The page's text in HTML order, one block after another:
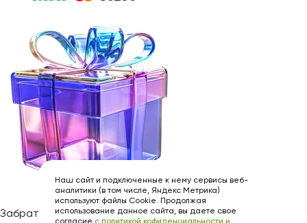
Забрать подарок
Наш сайт и подключенные к нему сервисы веб-
аналитики (в том числе, Яндекс Метрика)
используют файлы Cookie. Продолжая
использование данное сайта, вы даете свое